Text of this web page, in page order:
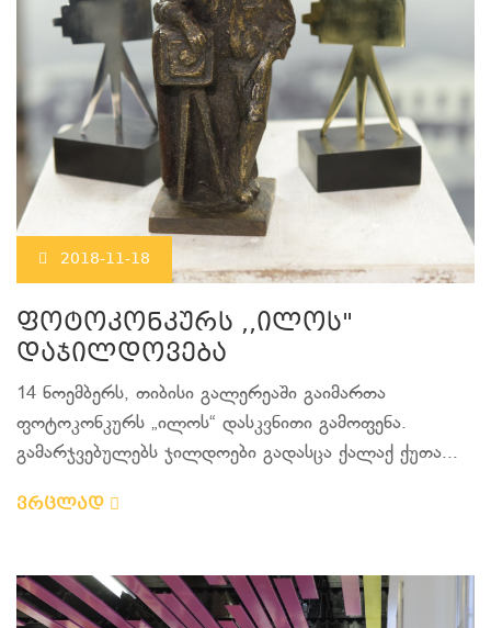
2018-11-18
ფოტოკონკურს ,,ილოს"
დაჯილდოვება
14 ნოემბერს, თიბისი გალერეაში გაიმართა
ფოტოკონკურს „ილოს“ დასკვნითი გამოფენა.
გამარჯვებულებს ჯილდოები გადასცა ქალაქ ქუთა...
ვრცლად